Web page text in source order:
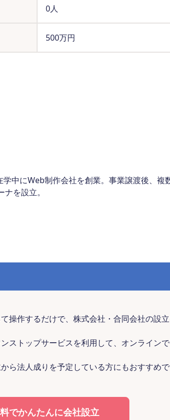
0人
500万円
中にWeb制作会社を創業。事業譲渡後、
を設立。
操作するだけで、株式会社・合同会社の設
ストップサービスを利用して、オンラインで
ら法人成りを予定している方にもおすすめで
でかんたんに会社設立